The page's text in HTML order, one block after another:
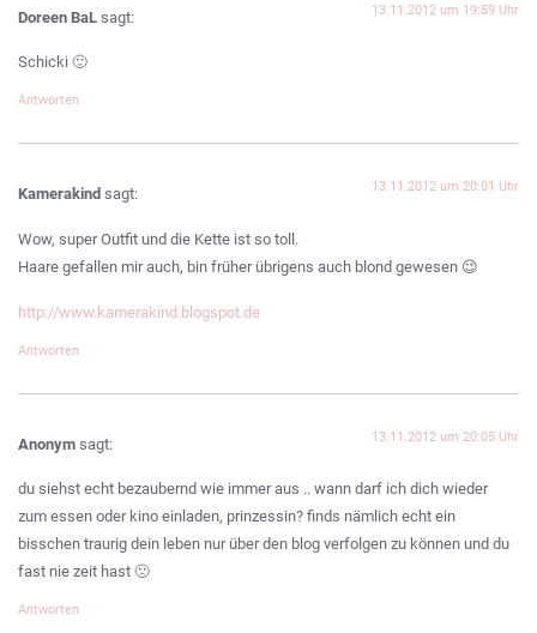
Doreen BaL sagt: 13.11.2012 um 19:59 Uhr
Schicki 🙂
Antworten
Kamerakind sagt: 13.11.2012 um 20:01 Uhr
Wow, super Outfit und die Kette ist so toll.
Haare gefallen mir auch, bin früher übrigens auch blond gewesen 😉
http://www.kamerakind.blogspot.de
Antworten
Anonym sagt: 13.11.2012 um 20:05 Uhr
du siehst echt bezaubernd wie immer aus .. wann darf ich dich wieder
zum essen oder kino einladen, prinzessin? finds nämlich echt ein
bisschen traurig dein leben nur über den blog verfolgen zu können und du
fast nie zeit hast 🙁
Antworten